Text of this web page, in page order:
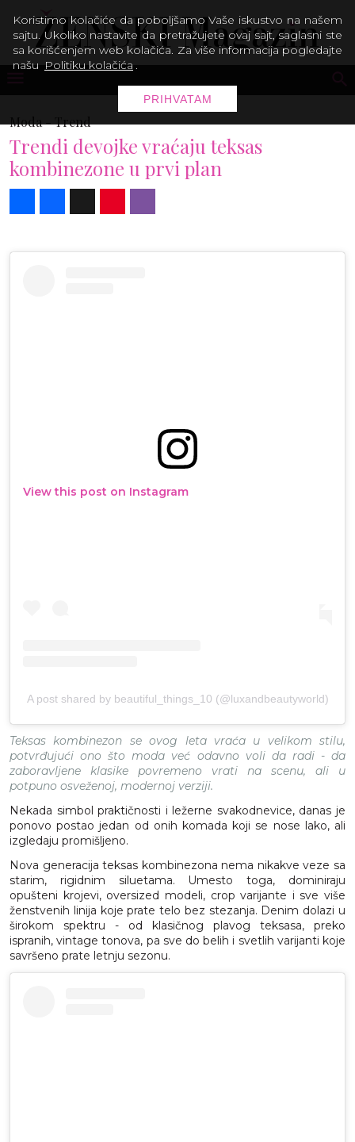
Moda -Trend
Trendi devojke vraćaju teksas
kombinezone u prvi plan
View this post on Instagram
A post shared by beautiful_things_10 (@luxandbeautyworld)
Teksas kombinezon se ovog leta vraća u velikom stilu,
potvrđujući ono što moda već odavno voli da radi - da
zaboravljene klasike povremeno vrati na scenu, ali u
potpuno osveženoj, modernoj verziji.
Nekada simbol praktičnosti i ležerne svakodnevice, danas je
ponovo postao jedan od onih komada koji se nose lako, ali
izgledaju promišljeno.
Nova generacija teksas kombinezona nema nikakve veze sa
starim, rigidnim siluetama. Umesto toga, dominiraju
opušteni krojevi, oversized modeli, crop varijante i sve više
ženstvenih linija koje prate telo bez stezanja. Denim dolazi u
širokom spektru - od klasičnog plavog teksasa, preko
ispranih, vintage tonova, pa sve do belih i svetlih varijanti koje
savršeno prate letnju sezonu.
Koristimo kolačiće da poboljšamo Vaše iskustvo na našem
sajtu. Ukoliko nastavite da pretražujete ovaj sajt, saglasni ste
sa korišćenjem web kolačića. Za više informacija pogledajte
našu Politiku kolačića .
PRIHVATAM